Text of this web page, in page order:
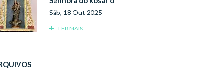
Sáb, 18 Out 2025
LER MAIS